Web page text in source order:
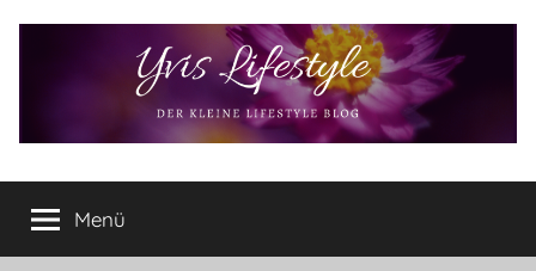
Yvis
Lifestyle
Lifestyle
Blog
Menü